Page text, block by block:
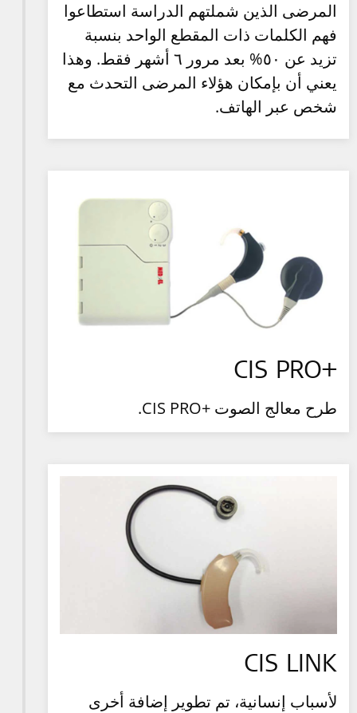
المرضى الذين شملتهم الدراسة استطاعوا
فهم الكلمات ذات المقطع الواحد بنسبة
تزيد عن ٥٠% بعد مرور ٦ أشهر فقط. وهذا
يعني أن بإمكان هؤلاء المرضى التحدث مع
شخص عبر الهاتف.
+CIS PRO
طرح معالج الصوت +CIS PRO.
CIS LINK
لأسباب إنسانية، تم تطوير إضافة أخرى